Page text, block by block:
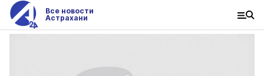
Все новости
Астрахани